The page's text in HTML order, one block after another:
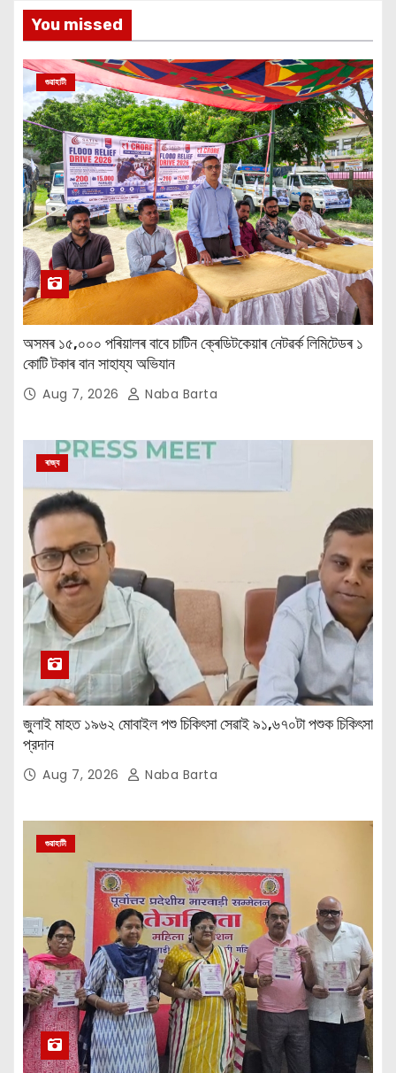
You missed
গুৱাহাটী
অসমৰ ১৫,০০০ পৰিয়ালৰ বাবে চাটিন ক্ৰেডিটকেয়াৰ নেটৱৰ্ক লিমিটেডৰ ১
কোটি টকাৰ বান সাহায্য অভিযান
Aug 7, 2026 Naba Barta
ৰাজ্য
জুলাই মাহত ১৯৬২ মোবাইল পশু চিকিৎসা সেৱাই ৯১,৬৭০টা পশুক চিকিৎসা
প্রদান
Aug 7, 2026 Naba Barta
গুৱাহাটী